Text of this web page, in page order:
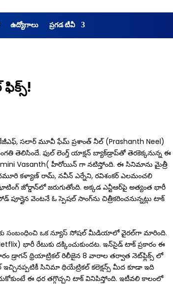
ఉద్యోగాలు ప్రగడ టీవీ
ఫిక్స్‌!
స‌లార్ మూవీ ఫేమ్ ప్రశాంత్ నీల్‌ (Prashanth Neel)
తెలిసిందే. ఫుల్ లెంగ్త్ యాక్షన్ బ్యాక్​డ్రాప్​తో తెరకెక్కనున్న ఈ
Vasanth(​ హీరోయిన్ గా నటిస్తోంది. ఈ సినిమాను మైత్రీ
కళ్యాణ్ రామ్, నవీన్ ఎర్నేని, రవిశంకర్ ఎలమంచలి
జోర్డాన్‌లో జరుగుతోంది. అక్కడ ఎన్టీఆర్‌పై అత్యంత భారీ
పూర్తైన వెంటనే ఓ స్పెషల్ సాంగ్‌ను చిత్రీకరించనున్నట్లు టాక్
సంబంధించి ఒక న్యూస్ సోష‌ల్ మీడియాలో వైర‌ల్‌గా మారింది.
భారీ రేటుకు దక్కించుకుందట. ఇన్‌సైడ్‌ టాక్‌ ప్రకారం ఈ
డ్రాగ‌న్ థ్రియాట్రిక‌ల్ రిలీజైన 8 వారాల త‌ర్వాత నెట్‌ఫ్లిక్స్ లో
సినిమా థియేట్రికల్ కలెక్షన్స్ మీద కూడా ఇది
ఈ ధర తగ్గొచ్చని టాక్ వినిపిస్తోంది. ఇటీవలి కాలంలో